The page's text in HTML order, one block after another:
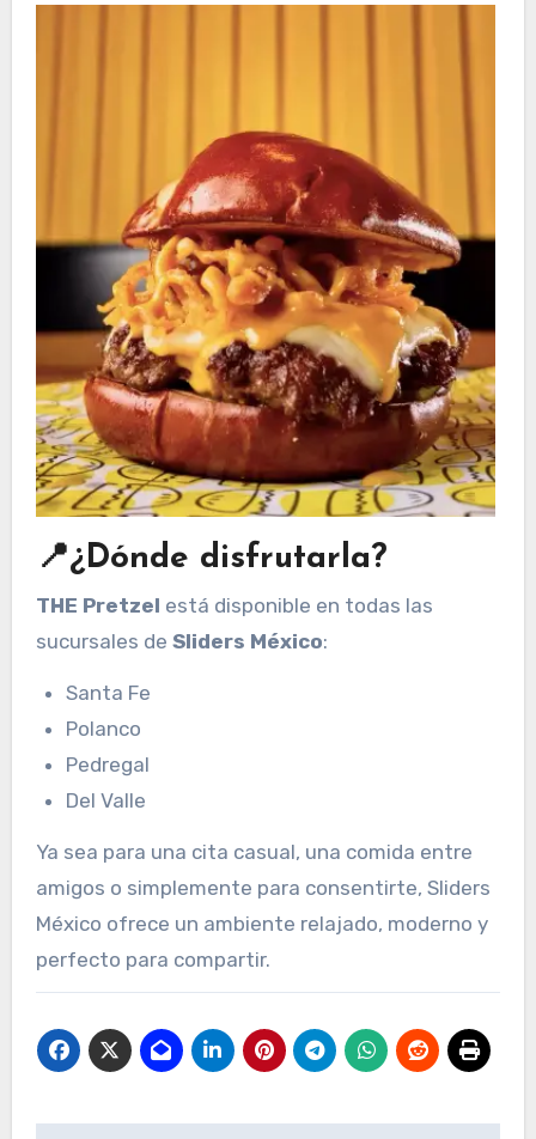
📍¿Dónde disfrutarla?
THE Pretzel está disponible en todas las
sucursales de Sliders México:
Santa Fe
Polanco
Pedregal
Del Valle
Ya sea para una cita casual, una comida entre
amigos o simplemente para consentirte, Sliders
México ofrece un ambiente relajado, moderno y
perfecto para compartir.